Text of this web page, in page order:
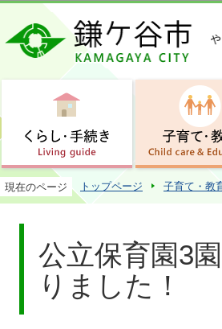
現在のページ トップページ 子育て・教
公立保育園3
りました！